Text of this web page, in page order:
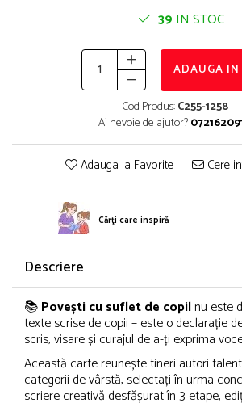
39 IN STOC
ADAUGA IN
Cod Produs:C255-1258
Ai nevoie de ajutor?
Adauga la Favorite Cere
Cărţi care inspiră
Descriere
📚Povești cu suflet de copilnu este
texte scrise de copii – este o declarație
scris, visare și curajul de a-ți exprima
Această carte reunește tineri autori
categorii de vârstă, selectați în urma
scriere creativă desfășurat în 3 etape,